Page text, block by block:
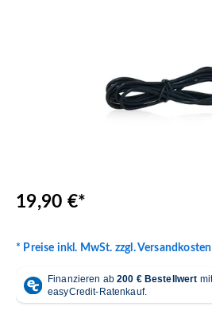
19,90 €*
* Preise inkl. MwSt. zzgl. Versandkosten